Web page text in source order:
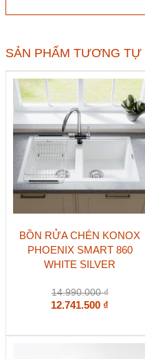
lượng
SẢN PHẨM TƯƠNG TỰ
BỒN RỬA CHÉN KONOX
PHOENIX SMART 860
WHITE SILVER
14.990.000₫
12.741.500 ₫